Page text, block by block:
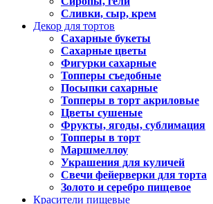
Сливки, сыр, крем
Декор для тортов
Сахарные букеты
Сахарные цветы
Фигурки сахарные
Топперы съедобные
Посыпки сахарные
Топперы в торт акриловые
Цветы сушеные
Фрукты, ягоды, сублимация
Топперы в торт
Маршмеллоу
Украшения для куличей
Свечи фейерверки для торта
Золото и серебро пищевое
Красители пищевые